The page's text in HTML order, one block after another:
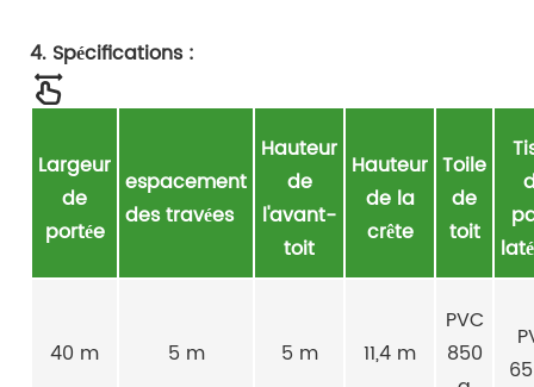
4. Spécifications :
Largeur
de
portée
espacement
des travées
Hauteur
de
l'avant-
toit
Hauteur
de la
crête
Toile
de
toit
40 m 5 m 5 m 11,4 m
PVC
850